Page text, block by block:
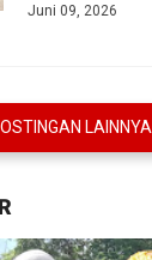
Juni 09, 2026
LAINNYA